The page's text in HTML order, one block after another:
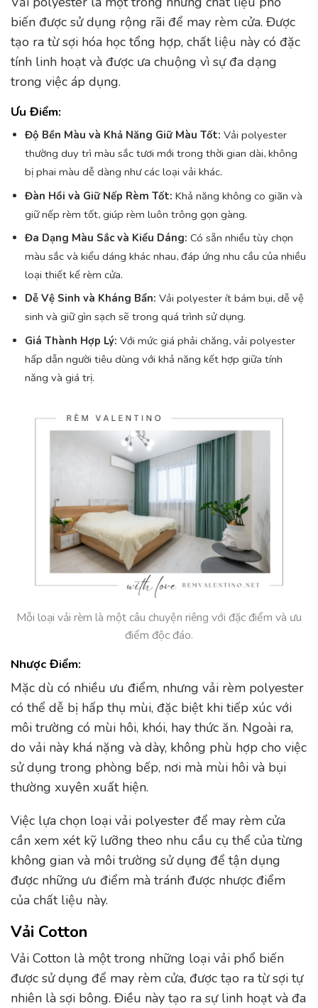
biến được sử dụng rộng rãi để may rèm cửa. Được
tạo ra từ sợi hóa học tổng hợp, chất liệu này có đặc
tính linh hoạt và được ưa chuộng vì sự đa dạng
trong việc áp dụng.
Ưu Điểm:
Độ Bền Màu và Khả Năng Giữ Màu Tốt: Vải polyester
thường duy trì màu sắc tươi mới trong thời gian dài, không
bị phai màu dễ dàng như các loại vải khác.
Đàn Hồi và Giữ Nếp Rèm Tốt: Khả năng không co giãn và
giữ nếp rèm tốt, giúp rèm luôn trông gọn gàng.
Đa Dạng Màu Sắc và Kiểu Dáng: Có sẵn nhiều tùy chọn
màu sắc và kiểu dáng khác nhau, đáp ứng nhu cầu của nhiều
loại thiết kế rèm cửa.
Dễ Vệ Sinh và Kháng Bẩn: Vải polyester ít bám bụi, dễ vệ
sinh và giữ gìn sạch sẽ trong quá trình sử dụng.
Giá Thành Hợp Lý: Với mức giá phải chăng, vải polyester
hấp dẫn người tiêu dùng với khả năng kết hợp giữa tính
năng và giá trị.
Mỗi loại vải rèm là một câu chuyện riêng với đặc điểm và ưu
điểm độc đáo.
Nhược Điểm:
Mặc dù có nhiều ưu điểm, nhưng vải rèm polyester
có thể dễ bị hấp thụ mùi, đặc biệt khi tiếp xúc với
môi trường có mùi hôi, khói, hay thức ăn. Ngoài ra,
do vải này khá nặng và dày, không phù hợp cho việc
sử dụng trong phòng bếp, nơi mà mùi hôi và bụi
thường xuyên xuất hiện.
Việc lựa chọn loại vải polyester để may rèm cửa
cần xem xét kỹ lưỡng theo nhu cầu cụ thể của từng
không gian và môi trường sử dụng để tận dụng
được những ưu điểm mà tránh được nhược điểm
của chất liệu này.
Vải Cotton
Vải Cotton là một trong những loại vải phổ biến
được sử dụng để may rèm cửa, được tạo ra từ sợi tự
nhiên là sợi bông. Điều này tạo ra sự linh hoạt và đa